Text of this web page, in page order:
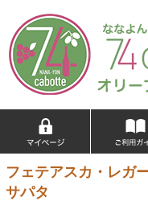
フェテアスカ・レ
サパタ